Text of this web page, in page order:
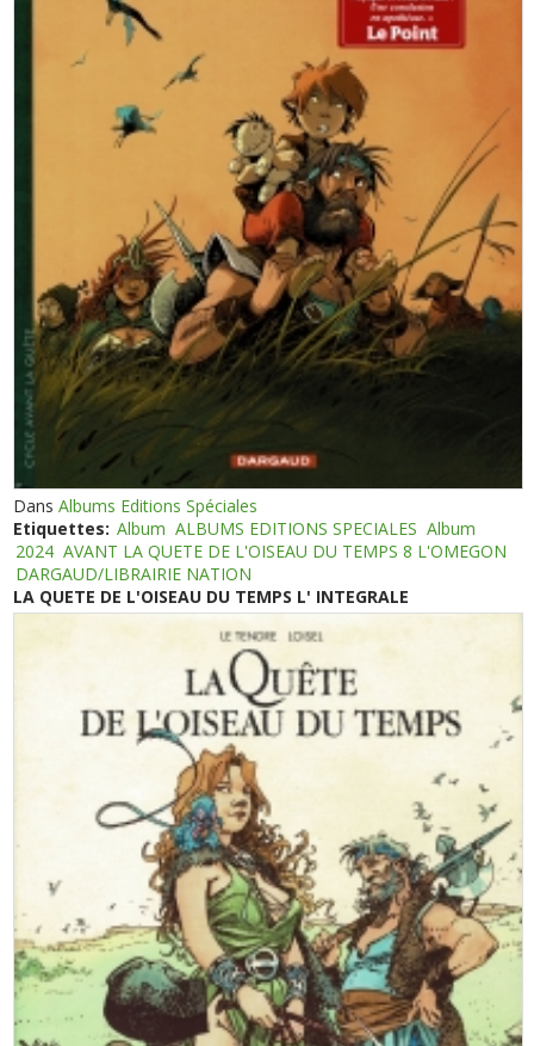
DansAlbums Editions Spéciales
Etiquettes: Album ALBUMS EDITIONS SPECIALES Album
2024 AVANT LA QUETE DE L'OISEAU DU TEMPS 8 L'OMEGON
DARGAUD/LIBRAIRIE NATION
LA QUETE DE L'OISEAU DU TEMPS L' INTEGRALE